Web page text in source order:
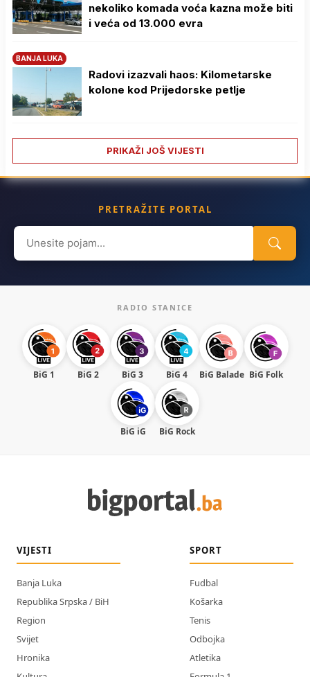
nekoliko komada voća kazna može biti
i veća od 13.000 evra
BANJA LUKA
Radovi izazvali haos: Kilometarske
kolone kod Prijedorske petlje
PRIKAŽI JOŠ VIJESTI
PRETRAŽITE PORTAL
Search
for:
RADIO STANICE
BiG 1 BiG 2 BiG 3 BiG 4 BiG Balade BiG Folk
BiG iG BiG Rock
VIJESTI
Banja Luka
Republika Srpska / BiH
Region
Svijet
Hronika
SPORT
Fudbal
Košarka
Tenis
Odbojka
Atletika